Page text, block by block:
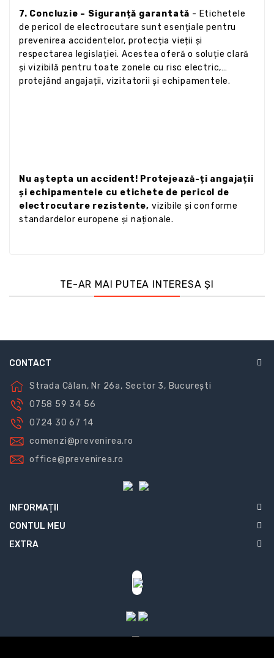
7. Concluzie – Siguranță garantată - Etichetele
de pericol de electrocutare sunt esențiale pentru
prevenirea accidentelor, protecția vieții și
respectarea legislației. Acestea oferă o soluție clară
și vizibilă pentru toate zonele cu risc electric,
protejând angajații, vizitatorii și echipamentele.
Nu aștepta un accident! Protejează-ți angajații
și echipamentele cu etichete de pericol de
electrocutare rezistente, vizibile și conforme
standardelor europene și naționale.
TE-AR MAI PUTEA INTERESA ȘI
CONTACT
Strada Călan, Nr 26a, Sector 3, București
0758 59 34 56
0724 30 67 14
comenzi@prevenirea.ro
office@prevenirea.ro
INFORMAŢII
CONTUL MEU
EXTRA